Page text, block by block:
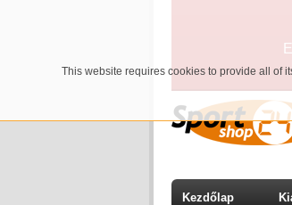
This website requires cookies to provide all of
Kezdőlap